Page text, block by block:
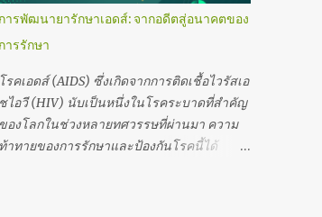
จจุบัน U=U คืออะไร? แนวคิด U=U
(Undetectable = Untransmittable)
หมายความว่า หากผู้ติดเชื้อเอชไอวีได้รับการ
รักษาด้วยยาต้านไวรัสอย่างต่อเนื่องและ
สามารถควบคุมปริมาณไวรัสในเลือดให้ต่ำจน
ตรวจไม่พบ ก็จะ ไม่สามารถถ่ายทอดเชื้อไปยังคู่
นอนได้ ผ่านการมีเพศสัมพันธ์ นี่คือจุดเปลี่ยน
การพัฒนายารักษาเอดส์: จากอดีตสู่อนาคตของ
การรักษา
โรคเอดส์ (AIDS) ซึ่งเกิดจากการติดเชื้อไวรัสเอ
ชไอวี (HIV) นับเป็นหนึ่งในโรคระบาดที่สำคัญ
ของโลกในช่วงหลายทศวรรษที่ผ่านมา ความ
ท้าทายของการรักษาและป้องกันโรคนี้ได้